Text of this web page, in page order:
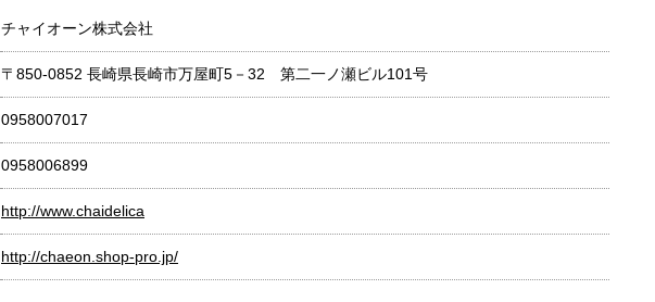
チャイオーン株式会社
〒850-0852 長崎県長崎市万屋町5－32 第二一ノ瀬ビル101号
0958007017
0958006899
http://www.chaidelica
http://chaeon.shop-pro.jp/